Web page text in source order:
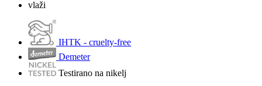
vlaži
IHTK - cruelty-free
Demeter
Testirano na nikelj